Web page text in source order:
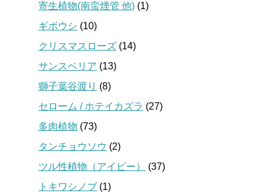
寄生植物(南蛮煙管 他) (1)
ギボウシ (10)
クリスマスローズ (14)
サンスベリア (13)
獅子葉谷渡り (8)
セローム / ホテイカズラ (27)
多肉植物 (73)
タンチョウソウ (2)
ツル性植物（アイビー）
(37)
トキワシノブ (1)